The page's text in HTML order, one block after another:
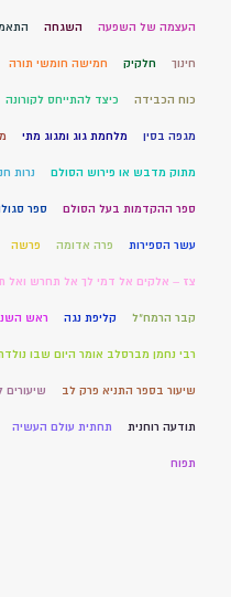
העצמה של השפעה השגחה
חינוך חלקיק חמישה חומשי תורה
כוח הכבידה כיצד להתייחס לקורונה
מגפה בסין מלחמת גוג ומגוג מתי
מתוק מדבש או פירוש הסולם נרות
ספר ההקדמות בעל הסולם ספר
עשר הספירות פרה אדומה פרשה
צז – אלקים אל דמי לך אל תחרש ואל
קבר הרמח"ל קליפת נגה ראש
רבי נחמן מברסלב אומר היום שבו
שיעור בספר התניא פרק לב שיעורים
תודעה רוחנית תחתית עולם העשיה
תפוח